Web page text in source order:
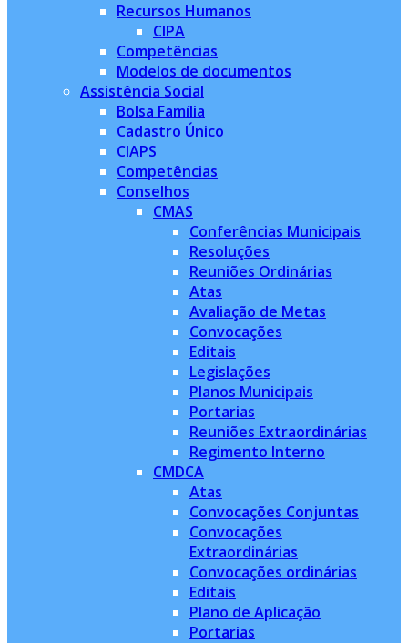
Recursos Humanos
CIPA
Competências
Modelos de documentos
Assistência Social
Bolsa Família
Cadastro Único
CIAPS
Competências
Conselhos
CMAS
Conferências Municipais
Resoluções
Reuniões Ordinárias
Atas
Avaliação de Metas
Convocações
Editais
Legislações
Planos Municipais
Portarias
Reuniões Extraordinárias
Regimento Interno
CMDCA
Atas
Convocações Conjuntas
Convocações
Extraordinárias
Convocações ordinárias
Editais
Plano de Aplicação
Portarias